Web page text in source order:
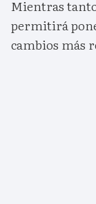
Mientras
permitirá
cambios más